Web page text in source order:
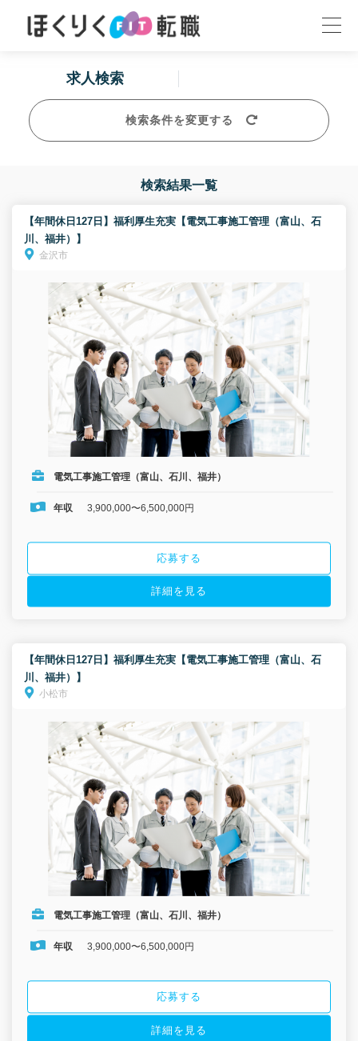
求人検索
検索条件を変更する
検索結果一覧
【年間休日127日】福利厚生充実【電気工事施工管理（富山、石
川、福井）】
金沢市
電気工事施工管理（富山、石川、福井）
年収 3,900,000〜6,500,000円
応募する
詳細を見る
【年間休日127日】福利厚生充実【電気工事施工管理（富山、石
川、福井）】
小松市
電気工事施工管理（富山、石川、福井）
年収 3,900,000〜6,500,000円
応募する
詳細を見る